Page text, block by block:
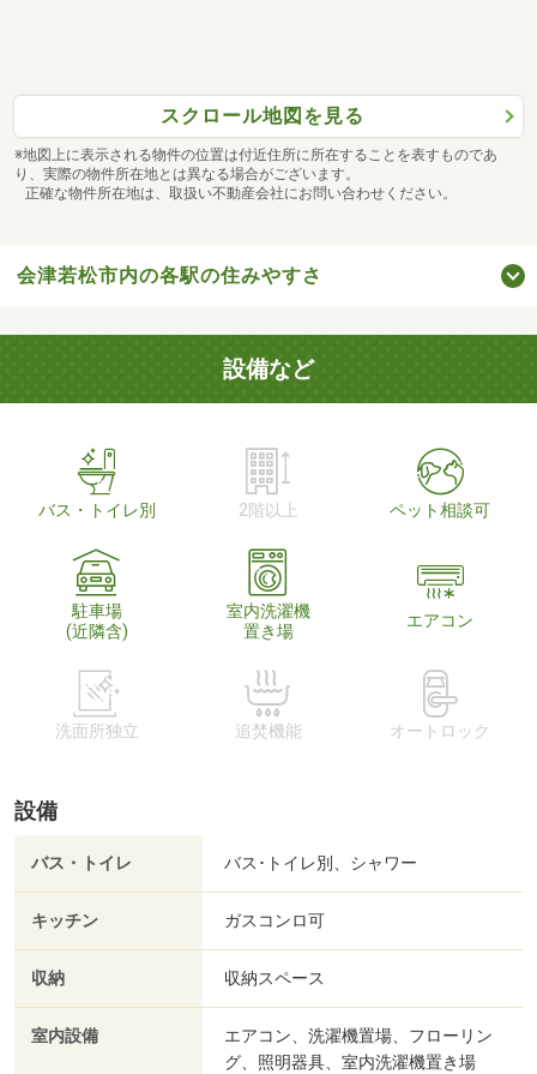
スクロール地図を見る
※地図上に表示される物件の位置は付近住所に所在することを表すものであ
り、実際の物件所在地とは異なる場合がございます。
正確な物件所在地は、取扱い不動産会社にお問い合わせください。
会津若松市内の各駅の住みやすさ
設備など
バス・トイレ別 2階以上 ペット相談可
駐車場
(近隣含)
室内洗濯機
置き場
エアコン
洗面所独立 追焚機能 オートロック
設備
バス・トイレ バス･トイレ別、シャワー
キッチン ガスコンロ可
収納 収納スペース
室内設備
エアコン、洗濯機置場、フローリン
グ、照明器具、室内洗濯機置き場